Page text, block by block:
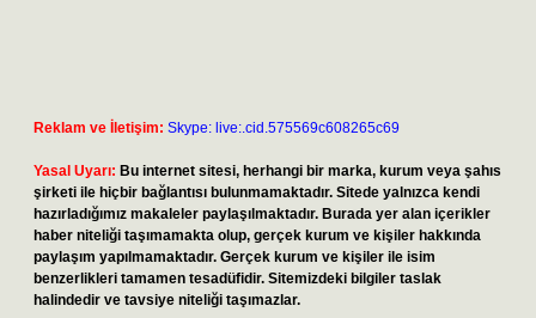
Reklam ve İletişim: Skype: live:.cid.575569c608265c69
Yasal Uyarı: Bu internet sitesi, herhangi bir marka, kurum veya şahıs
şirketi ile hiçbir bağlantısı bulunmamaktadır. Sitede yalnızca kendi
hazırladığımız makaleler paylaşılmaktadır. Burada yer alan içerikler
haber niteliği taşımamakta olup, gerçek kurum ve kişiler hakkında
paylaşım yapılmamaktadır. Gerçek kurum ve kişiler ile isim
benzerlikleri tamamen tesadüfidir. Sitemizdeki bilgiler taslak
halindedir ve tavsiye niteliği taşımazlar.